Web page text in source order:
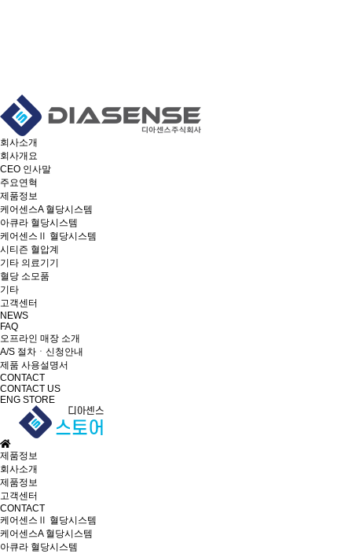
회사소개
회사개요
CEO 인사말
주요연혁
제품정보
케어센스A 혈당시스템
아큐라 혈당시스템
케어센스Ⅱ 혈당시스템
시티즌 혈압계
기타 의료기기
혈당 소모품
기타
고객센터
NEWS
FAQ
오프라인 매장 소개
A/S 절차ㆍ신청안내
제품 사용설명서
CONTACT
CONTACT US
ENG STORE
제품정보
회사소개
제품정보
고객센터
CONTACT
케어센스Ⅱ 혈당시스템
케어센스A 혈당시스템
아큐라 혈당시스템